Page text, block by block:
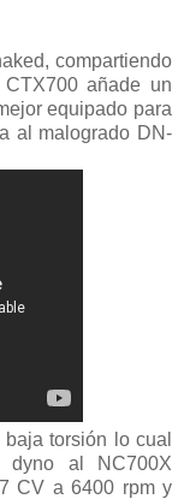
compartiendo
añade un
equipado para
al malogrado DN-
torsión lo cual
dyno al NC700X
CV a 6400 rpm y